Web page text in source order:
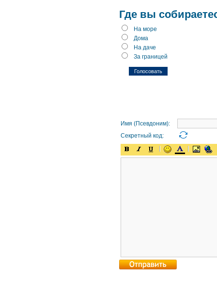
Где вы
На море
Дома
На даче
За границей
Имя (Псевдоним):
Секретный код: